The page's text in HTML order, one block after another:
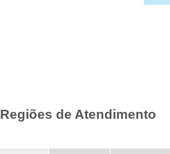
Regiões de Atendimento